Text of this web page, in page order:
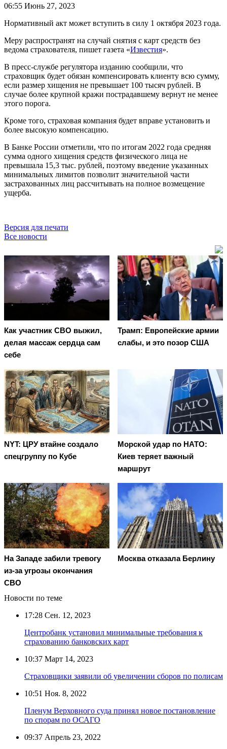
06:55 Июнь 27, 2023
Нормативный акт может вступить в силу 1 октября 2023 года.
Меру распространят на случай снятия с карт средств без
ведома страхователя, пишет газета «Известия».
В пресс-службе регулятора изданию сообщили, что
страховщик будет обязан компенсировать клиенту всю сумму,
если размер хищения не превышает 100 тысяч рублей. В
случае более крупной кражи пострадавшему вернут не менее
этого порога.
Кроме того, страховая компания будет вправе установить и
более высокую компенсацию.
В Банке России отметили, что по итогам 2022 года средняя
сумма одного хищения средств физического лица не
превышала 15,3 тыс. рублей, поэтому введение указанных
минимальных лимитов позволит значительной части
застрахованных лиц рассчитывать на полное возмещение
ущерба.
Версия для печати
Все новости
Как участник СВО выжил,
делая массаж сердца сам
себе
Трамп: Европейские армии
слабы, и это позор США
NYT: ЦРУ втайне создало
спецгруппу по Кубе
Морской удар по НАТО:
Киев теряет важный
маршрут
На Западе забили тревогу
из-за угрозы окончания
СВО
Москва отказала Берлину
Новости по теме
17:28 Сен. 12, 2023
Центробанк установил минимальные требования к
страхованию банковских карт
10:37 Март 14, 2023
Страховщики заявили об увеличении сборов по полисам
10:51 Ноя. 8, 2022
Пленум Верховного суда принял новое постановление
по спорам по ОСАГО
09:37 Апрель 23, 2022